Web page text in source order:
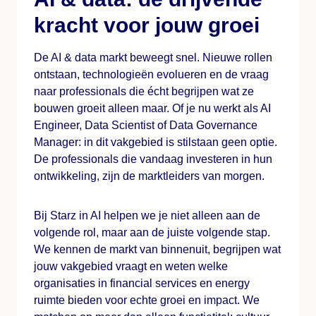
kracht voor jouw groei
De AI & data markt beweegt snel. Nieuwe rollen
ontstaan, technologieën evolueren en de vraag
naar professionals die écht begrijpen wat ze
bouwen groeit alleen maar. Of je nu werkt als AI
Engineer, Data Scientist of Data Governance
Manager: in dit vakgebied is stilstaan geen optie.
De professionals die vandaag investeren in hun
ontwikkeling, zijn de marktleiders van morgen.
Bij Starz in AI helpen we je niet alleen aan de
volgende rol, maar aan de juiste volgende stap.
We kennen de markt van binnenuit, begrijpen wat
jouw vakgebied vraagt en weten welke
organisaties in financial services en energy
ruimte bieden voor echte groei en impact. We